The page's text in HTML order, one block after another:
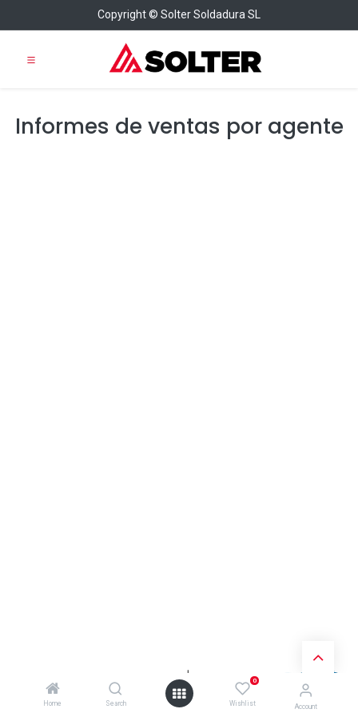
Home Search
0
Wishlist Account
Copyright © Solter Soldadura SL
Informes de ventas por agente